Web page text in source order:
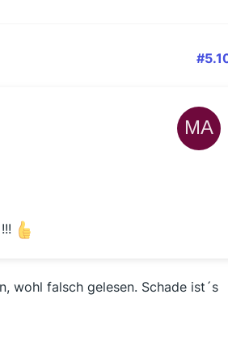
wohl falsch gelesen. Schade ist´s